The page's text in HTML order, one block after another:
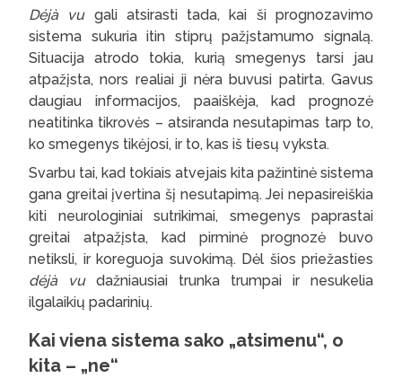
Déjà vugali atsirasti tada, kai ši prognozavimo
sistema sukuria itin stiprų pažįstamumo signalą.
Situacija atrodo tokia, kurią smegenys tarsi jau
atpažįsta, nors realiai ji nėra buvusi patirta. Gavus
daugiau informacijos, paaiškėja, kad prognozė
neatitinka tikrovės – atsiranda nesutapimas tarp to,
ko smegenys tikėjosi, ir to, kas iš tiesų vyksta.
Svarbu tai, kad tokiais atvejais kita pažintinė sistema
gana greitai įvertina šį nesutapimą. Jei nepasireiškia
kiti neurologiniai sutrikimai, smegenys paprastai
greitai atpažįsta, kad pirminė prognozė buvo
netiksli, ir koreguoja suvokimą. Dėl šios priežasties
déjà vudažniausiai trunka trumpai ir nesukelia
ilgalaikių padarinių.
Kai viena sistema sako „atsimenu“, o
kita – „ne“